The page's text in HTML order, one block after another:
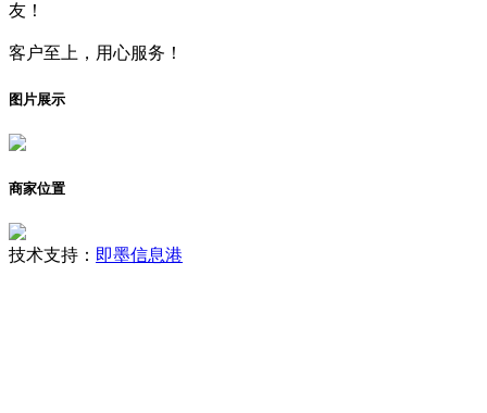
友！
客户至上，用心服务！
图片展示
商家位置
技术支持： 即墨信息港